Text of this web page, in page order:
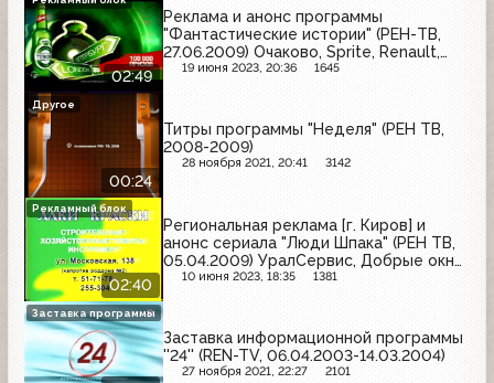
02:49
Реклама и анонс программы
"Фантастические истории" (РЕН-ТВ,
27.06.2009) Очаково, Sprite, Renault,
Garnier, Квас Очаковский, Tuborg
19 июня 2023, 20:36 1645
00:24
Титры программы "Неделя" (РЕН ТВ,
2008-2009)
28 ноября 2021, 20:41 3142
Другое
02:40
Региональная реклама [г. Киров] и
анонс сериала "Люди Шпака" (РЕН ТВ,
05.04.2009) УралСервис, Добрые окна,
Такси "Самурай", Топ Шина, Софт-
дом, Центр
10 июня 2023, 18:35 1381
Рекламный блок
Заставка информационной программы
''24'' (REN-TV, 06.04.2003-14.03.2004)
27 ноября 2021, 22:27 2101
Заставка программы